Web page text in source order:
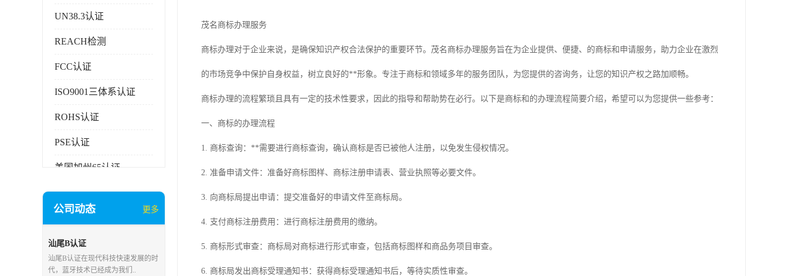
UN38.3认证
REACH检测
FCC认证
ISO9001三体系认证
ROHS认证
PSE认证
美国加州65认证
AAA信用证书
RCM，C-TICK，SAA
商标专利办理
公司动态 更多
汕尾B认证
汕尾B认证在现代科技快速发展的时
代，蓝牙技术已经成为我们..
茂名商标办理服务
商标办理对于企业来说，是确保知识产权合法保护的重要环节。茂名商标办理服务旨在为企业提供、便捷、的商标和申请服务，助力企业在激烈
的市场竞争中保护自身权益，树立良好的**形象。专注于商标和领域多年的服务团队，为您提供的咨询务，让您的知识产权之路加顺畅。
商标办理的流程繁琐且具有一定的技术性要求，因此的指导和帮助势在必行。以下是商标和的办理流程简要介绍，希望可以为您提供一些参考：
一、商标的办理流程
1. 商标查询：**需要进行商标查询，确认商标是否已被他人注册，以免发生侵权情况。
2. 准备申请文件：准备好商标图样、商标注册申请表、营业执照等必要文件。
3. 向商标局提出申请：提交准备好的申请文件至商标局。
4. 支付商标注册费用：进行商标注册费用的缴纳。
5. 商标形式审查：商标局对商标进行形式审查，包括商标图样和商品务项目审查。
6. 商标局发出商标受理通知书：获得商标受理通知书后，等待实质性审查。